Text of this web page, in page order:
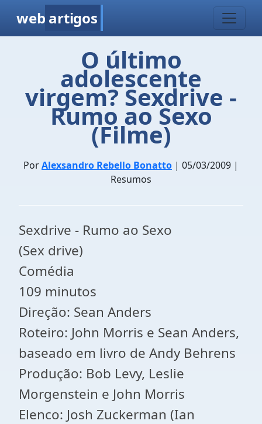
web artigos
O último
adolescente
virgem? Sexdrive -
Rumo ao Sexo
(Filme)
PorAlexsandro Rebello Bonatto | 05/03/2009 |
Resumos
Sexdrive - Rumo ao Sexo
(Sex drive)
Comédia
109 minutos
Direção: Sean Anders
Roteiro: John Morris e Sean Anders,
baseado em livro de Andy Behrens
Produção: Bob Levy, Leslie
Morgenstein e John Morris
Elenco: Josh Zuckerman (Ian